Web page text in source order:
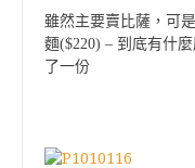
雖然主要賣 比薩 ，可
麵($220) – 到底有什
了一份